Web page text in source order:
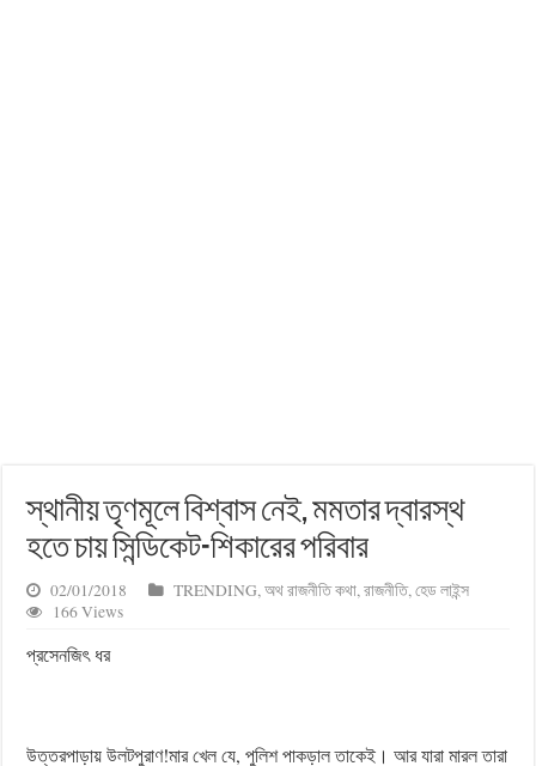
স্থানীয় তৃণমূলে বিশ্বাস নেই, মমতার দ্বারস্থ
হতে চায় সিন্ডিকেট-শিকারের পরিবার
02/01/2018 TRENDING,অথ রাজনীতি কথা,রাজনীতি,হেড লাইন্স
166 Views
প্রসেনজিৎ ধর
উত্তরপাড়ায় উলটপুরাণ!মার খেল যে, পুলিশ পাকড়াল তাকেই। আর যারা মারল তারা